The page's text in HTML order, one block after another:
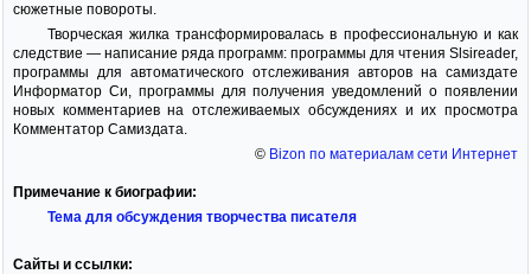
сюжетные повороты.
Творческая жилка трансформировалась в профессиональную и как
следствие — написание ряда программ: программы для чтения Slsireader,
программы для автоматического отслеживания авторов на самиздате
Информатор Си, программы для получения уведомлений о появлении
новых комментариев на отслеживаемых обсуждениях и их просмотра
Комментатор Самиздата.
© Bizon по материалам сети Интернет
Примечание к биографии:
Тема для обсуждения творчества писателя
Сайты и ссылки: